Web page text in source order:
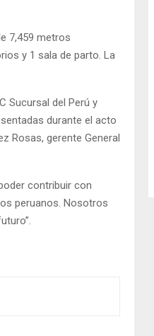
7,459 metros
y 1 sala de parto. La
Sucursal del Perú y
durante el acto
Rosas, gerente General
contribuir con
peruanos. Nosotros